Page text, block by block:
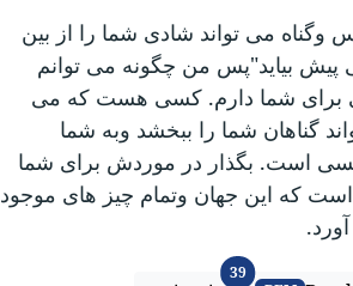
وگناه می تواند شادی شما را از بین
پیش بیاید"پس من چگونه می توانم
برای شما دارم. کسی هست که می
گناهان شما را ببخشد وبه شما
است. بگذار در موردش برای شما
که این جهان وتمام چیز های موجود
39زبان ها